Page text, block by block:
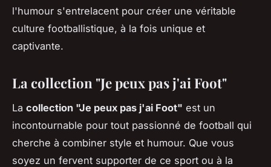
l'humour s'entrelacent pour créer une véritable
culture footballistique, à la fois unique et
captivante.
La collection "Je peux pas j'ai Foot"
La collection "Je peux pas j'ai Foot" est un
incontournable pour tout passionné de football qui
cherche à combiner style et humour. Que vous
soyez un fervent supporter de ce sport ou à la